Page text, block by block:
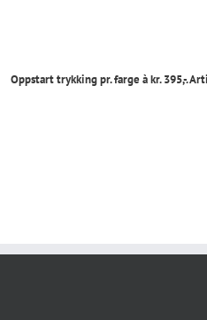
Oppstart trykking pr. farge à kr. 395,-.